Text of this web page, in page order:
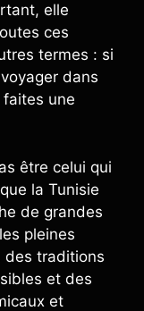
elle
ces
termes : si
dans
faites une
être celui qui
la Tunisie
de grandes
pleines
des traditions
et des
et